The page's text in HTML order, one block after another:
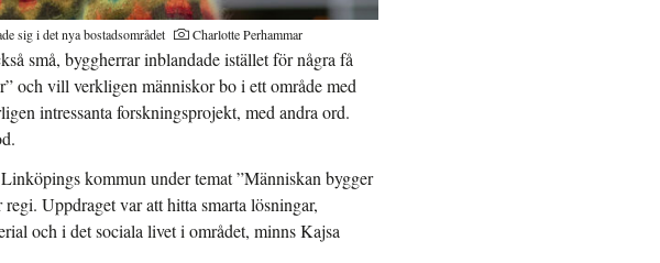
sig i det nya bostadsområdet Charlotte Perhammar
små, byggherrar inblandade istället för några få
och vill verkligen människor bo i ett område med
intressanta forskningsprojekt, med andra ord.
kommun under temat ”Människan bygger
Uppdraget var att hitta smarta lösningar,
och i det sociala livet i området, minns Kajsa